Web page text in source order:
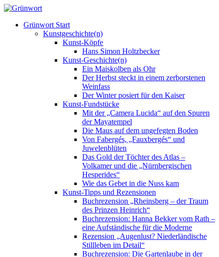
Grünwort Start
Kunstgeschichte(n)
Kunst-Köpfe
Hans Simon Holtzbecker
Kunst-Geschichte(n)
Ein Maiskolben als Ohr
Der Herbst steckt in einem zerborstenen
Weinfass
Der Winter posiert für den Kaiser
Kunst-Fundstücke
Mit der „Camera Lucida“ auf den Spuren
der Mayatempel
Die Maus auf dem ungefegten Boden
Von Fabergés, „Fauxbergés“ und
Juwelenblüten
Das Gold der Töchter des Atlas –
Volkamer und die „Nürnbergischen
Hesperides“
Wie das Gebet in die Nuss kam
Kunst-Tipps und Rezensionen
Buchrezension „Rheinsberg – der Traum
des Prinzen Heinrich“
Buchrezension: Hanna Bekker vom Rath –
eine Aufständische für die Moderne
Rezension „Augenlust? Niederländische
Stillleben im Detail“
Buchrezension: Die Gartenlaube in der